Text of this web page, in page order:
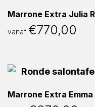
Marrone Extra Julia
vanaf €770,00
Marrone Extra Emma